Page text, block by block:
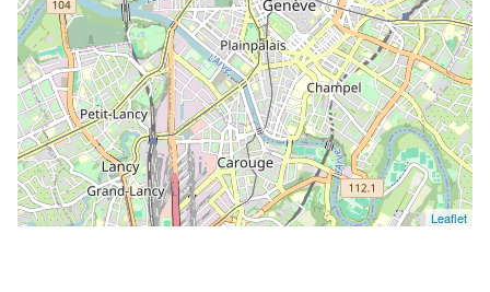
Leaflet